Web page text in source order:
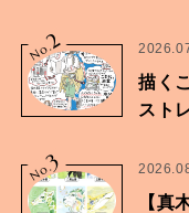
No.2
描く
スト
No.
3
【真